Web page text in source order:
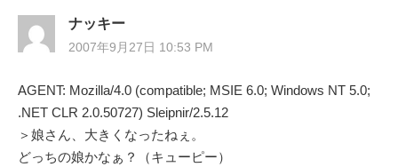
ナッキー
2007年9月27日 10:53 PM
AGENT: Mozilla/4.0 (compatible; MSIE 6.0; Windows NT 5.0;
.NET CLR 2.0.50727) Sleipnir/2.5.12
＞娘さん、大きくなったねぇ。
どっちの娘かなぁ？（キューピー）